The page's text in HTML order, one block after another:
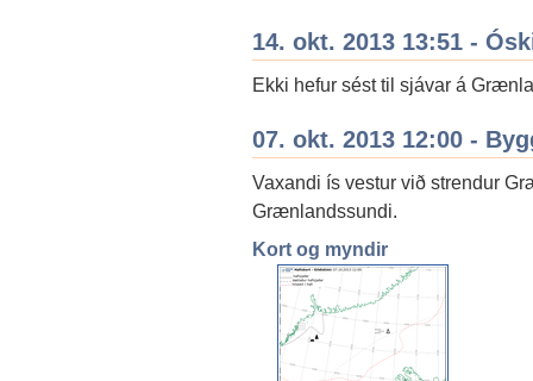
14. okt. 2013 13:51 -
Ekki hefur sést til sjávar á
07. okt. 2013 12:00 -
Vaxandi ís vestur við strendur
Grænlandssundi.
Kort og myndir